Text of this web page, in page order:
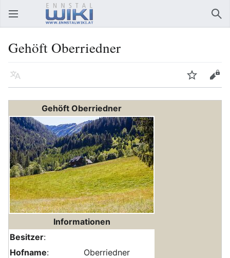
Hauptmenü öffnen
Gehöft Oberriedner
Sprache Beobachten Bearbeiten
Gehöft Oberriedner
Informationen
Besitzer:
Hofname:
Oberriedner